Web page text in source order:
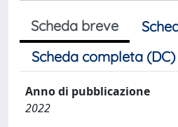
Scheda breve
Scheda completa (DC)
Anno di pubblicazione
2022